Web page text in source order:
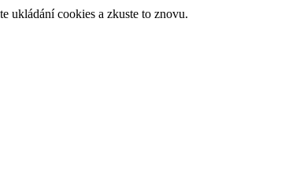
ukládání cookies a zkuste to znovu.